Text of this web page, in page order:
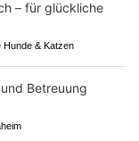
Hunde & Katzen